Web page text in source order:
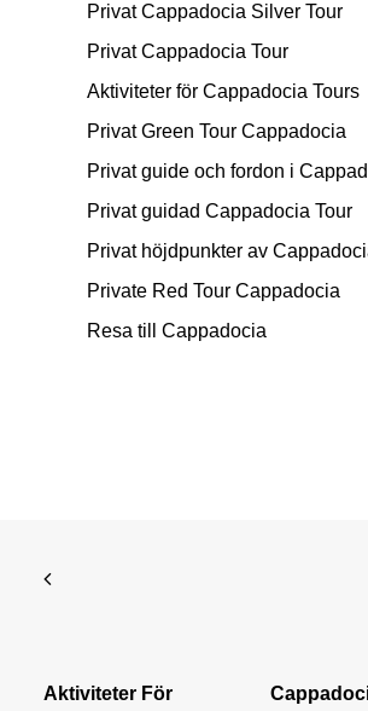
Privat Cappadocia Silver Tour
Privat Cappadocia Tour
Aktiviteter för Cappadocia Tours
Privat Green Tour Cappadocia
Privat guide och fordon i
Privat guidad Cappadocia Tour
Privat höjdpunkter av
Private Red Tour Cappadocia
Resa till Cappadocia
Aktiviteter För